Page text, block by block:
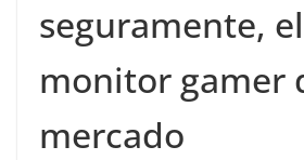
seguramente,
monitor gamer
mercado